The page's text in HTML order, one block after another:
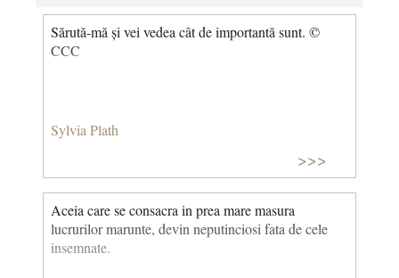
Sărută-mă și vei vedea cât de importantă sunt. ©
CCC
Sylvia Plath
>>>
Aceia care se consacra in prea mare masura
lucrurilor marunte, devin neputinciosi fata de cele
insemnate.